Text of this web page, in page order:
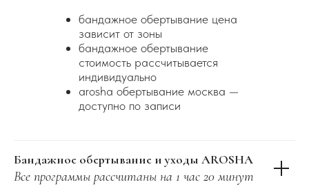
бандажное обертывание цена
зависит от зоны
бандажное обертывание
стоимость рассчитывается
индивидуально
arosha обертывание москва —
доступно по записи
Бандажное обертывание и уходы AROSHA
Все программы рассчитаны на 1 час 20 минут